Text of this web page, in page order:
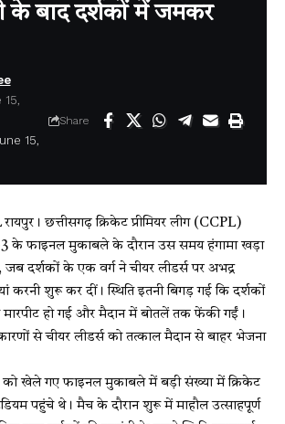
के बाद दर्शकों में जमकर
15,
Share
रायपुर। छत्तीसगढ़ क्रिकेट प्रीमियर लीग (CCPL)
के फाइनल मुकाबले के दौरान उस समय हंगामा खड़ा
जब दर्शकों के एक वर्ग ने चीयर लीडर्स पर अभद्र
करनी शुरू कर दीं। स्थिति इतनी बिगड़ गई कि दर्शकों
हो गई और मैदान में बोतलें तक फेंकी गईं।
से चीयर लीडर्स को तत्काल मैदान से बाहर भेजना
को खेले गए फाइनल मुकाबले में बड़ी संख्या में क्रिकेट
पहुंचे थे। मैच के दौरान शुरू में माहौल उत्साहपूर्ण